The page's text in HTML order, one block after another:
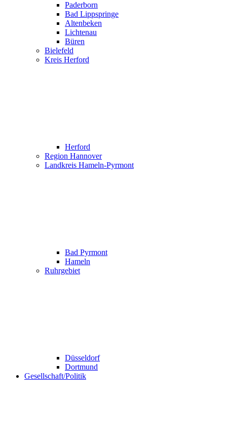
Paderborn
Bad Lippspringe
Altenbeken
Lichtenau
Büren
Bielefeld
Kreis Herford
Herford
Region Hannover
Landkreis Hameln-Pyrmont
Bad Pyrmont
Hameln
Ruhrgebiet
Düsseldorf
Dortmund
Gesellschaft/Politik